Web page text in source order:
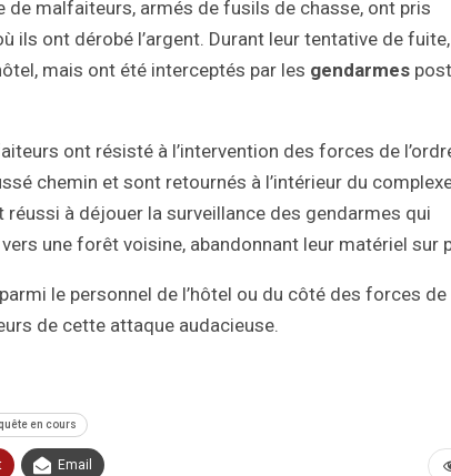
de malfaiteurs, armés de fusils de chasse, ont pris
ils ont dérobé l’argent. Durant leur tentative de
mais ont été interceptés par les gendarmes
ont résisté à l’intervention des forces de
chemin et sont retournés à l’intérieur du
à déjouer la surveillance des gendarmes qui
une forêt voisine, abandonnant leur matériel sur
le personnel de l’hôtel ou du côté des forces de
de cette attaque audacieuse.
en cours
Email